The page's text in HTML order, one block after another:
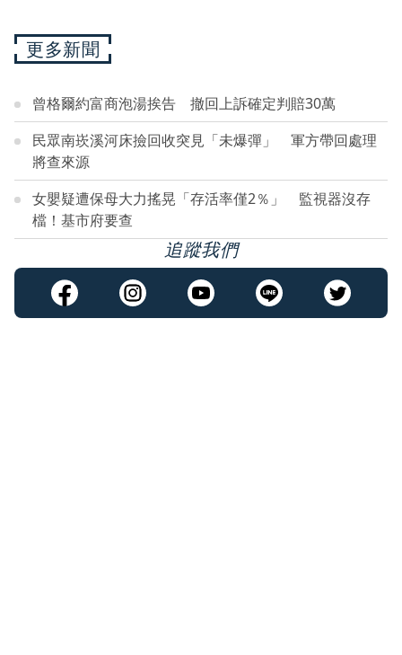
更多新聞
曾格爾約富商泡湯挨告 撤回上訴確定判賠30萬
民眾南崁溪河床撿回收突見「未爆彈」 軍方帶回處理
將查來源
女嬰疑遭保母大力搖晃「存活率僅2％」 監視器沒存
檔！基市府要查
追蹤我們